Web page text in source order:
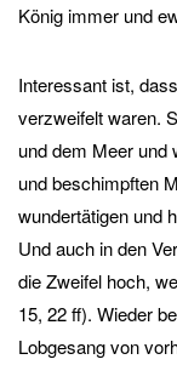
König immer und
Interessant ist,
verzweifelt waren.
und dem Meer und
und beschimpften
wundertätigen und
Und auch in den
die Zweifel hoch,
15, 22 ff). Wieder
Lobgesang von